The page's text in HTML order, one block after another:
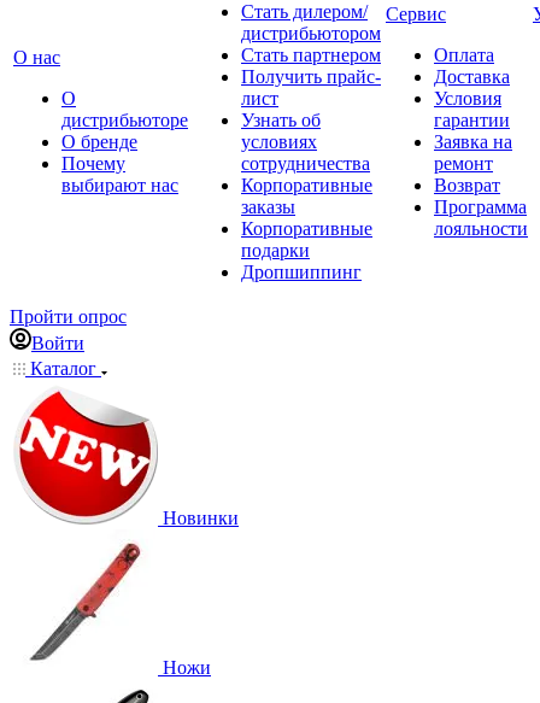
О нас
О
дистрибьюторе
О бренде
Почему
выбирают нас
Стать дилером/
дистрибьютором
Стать партнером
Получить прайс-
лист
Узнать об
условиях
сотрудничества
Корпоративные
заказы
Корпоративные
подарки
Дропшиппинг
Сервис
Оплата
Доставка
Условия
гарантии
Заявка на
ремонт
Возврат
Программа
лояльности
Пройти опрос
Войти
Каталог
Новинки
Ножи